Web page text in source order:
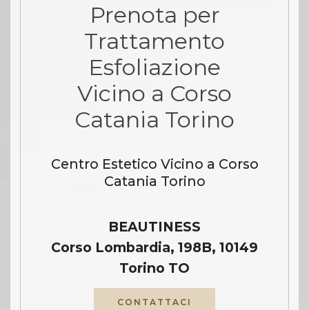
Prenota per
Trattamento
Esfoliazione
Vicino a Corso
Catania Torino
Centro Estetico Vicino a Corso
Catania Torino
BEAUTINESS
Corso Lombardia, 198B, 10149
Torino TO
CONTATTACI